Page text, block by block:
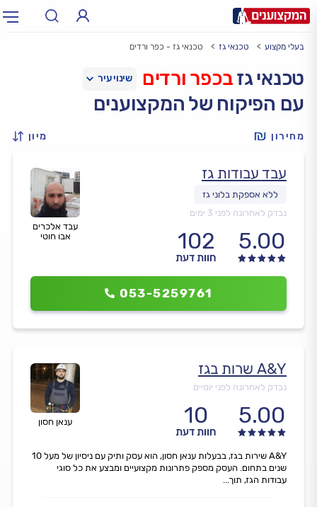
עירעיר: תל אביב, חיפה…
בעלי מקצוע טכנאי גז טכנאי גז - כפר ורדים
טכנאי גזבכפר ורדים
עם הפיקוח של המקצוענים
מחירון מיון
עבד אלכרים
אבו חוטי
עבד עבודות גז
נבדק לאחרונה לפני 3 ימים
5.00
102
חוות דעת
053-5259761
ענאן חסון
A&Y שרות בגז
נבדק לאחרונה לפני יומיים
5.00
10
חוות דעת
A&Y שירות בגז, בבעלות ענאן חסון, הוא עסק ותיק עם ניסיון של מעל 10
שנים בתחום. העסק מספק פתרונות מקצועיים ומבצע את כל סוגי
עבודות הגז, תוך...